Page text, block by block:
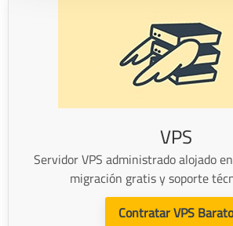
VPS
Servidor VPS administrado alojado
migración gratis y soporte
Contratar VPS Barato